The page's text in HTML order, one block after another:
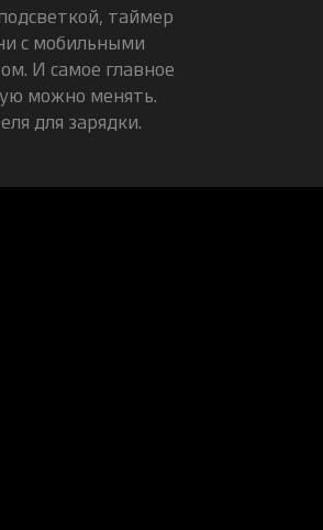
таймер
с мобильными
И самое главное
можно менять.
для зарядки.